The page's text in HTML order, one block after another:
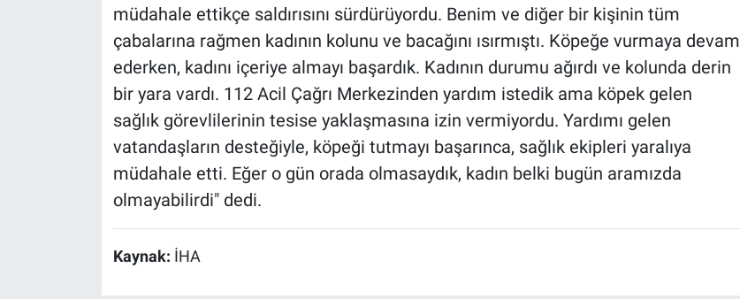
müdahale ettikçe saldırısını sürdürüyordu. Benim ve diğer bir kişinin tüm
çabalarına rağmen kadının kolunu ve bacağını ısırmıştı. Köpeğe vurmaya devam
ederken, kadını içeriye almayı başardık. Kadının durumu ağırdı ve kolunda derin
bir yara vardı. 112 Acil Çağrı Merkezinden yardım istedik ama köpek gelen
sağlık görevlilerinin tesise yaklaşmasına izin vermiyordu. Yardımı gelen
vatandaşların desteğiyle, köpeği tutmayı başarınca, sağlık ekipleri yaralıya
müdahale etti. Eğer o gün orada olmasaydık, kadın belki bugün aramızda
olmayabilirdi" dedi.
Kaynak: İHA